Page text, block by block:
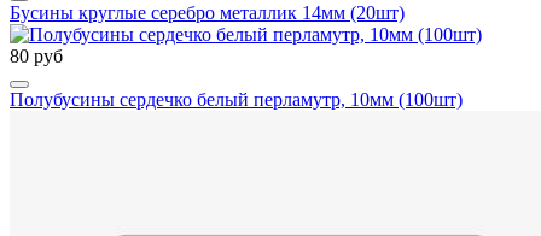
Бусины круглые серебро металлик 14мм (20шт)
80 руб
Полубусины сердечко белый перламутр, 10мм (100шт)